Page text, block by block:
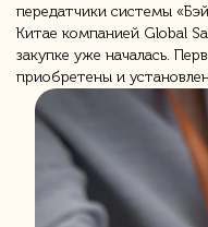
передатчики системы
Китае компанией Global
закупке уже началась.
приобретены и